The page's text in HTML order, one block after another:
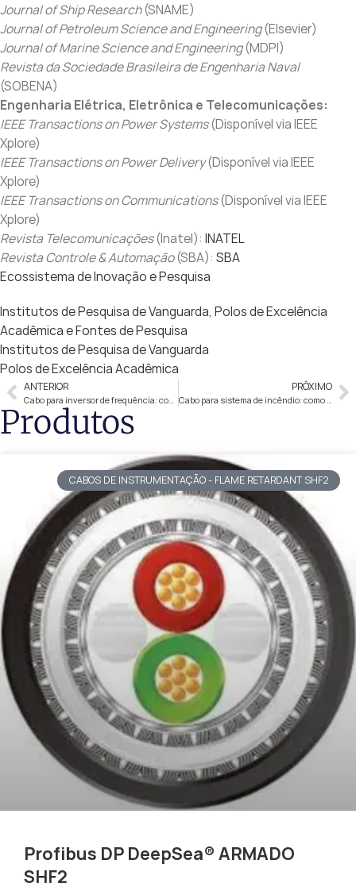
Journal of Ship Research(SNAME)
Journal of Petroleum Science and Engineering(Elsevier)
Journal of Marine Science and Engineering(MDPI)
Revista da Sociedade Brasileira de Engenharia Naval
(SOBENA)
Engenharia Elétrica, Eletrônica e Telecomunicações:
IEEE Transactions on Power Systems(Disponível via IEEE
Xplore)
IEEE Transactions on Power Delivery(Disponível via IEEE
Xplore)
IEEE Transactions on Communications(Disponível via IEEE
Xplore)
Revista Telecomunicações(Inatel): INATEL
Revista Controle & Automação(SBA): SBA
Ecossistema de Inovação e Pesquisa
Institutos de Pesquisa de Vanguarda, Polos de Excelência
Acadêmica e Fontes de Pesquisa
Institutos de Pesquisa de Vanguarda
Polos de Excelência Acadêmica
ANTERIOR
Cabo para inversor de frequência: como escolher
PRÓXIMO
Cabo para sistema de incêndio: como escolher
Produtos
CABOS DE INSTRUMENTAÇÃO - FLAME RETARDANT SHF2
Profibus DP DeepSea® ARMADO
SHF2